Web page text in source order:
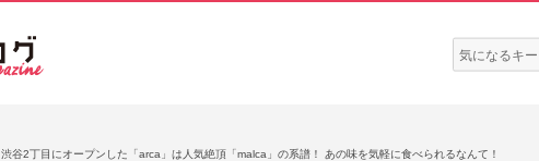
検
索:
渋谷2丁目にオープンした「arca」は人気絶頂「malca」の系譜！ あの味を気軽に食べられるなんて！